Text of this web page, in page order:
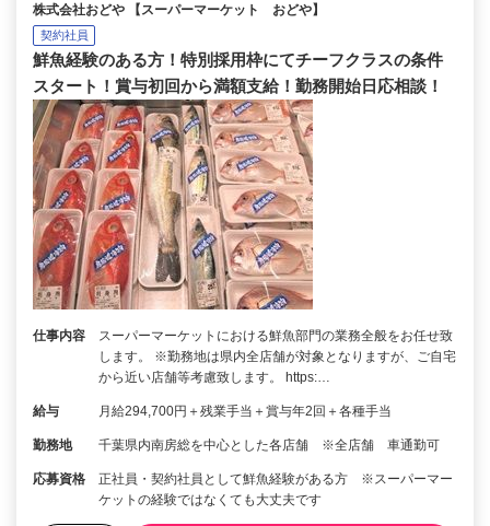
株式会社おどや 【スーパーマーケット おどや】
契約社員
鮮魚経験のある方！特別採用枠にてチーフクラスの条件
スタート！賞与初回から満額支給！勤務開始日応相談！
仕事内容
スーパーマーケットにおける鮮魚部門の業務全般をお任せ致
します。 ※勤務地は県内全店舗が対象となりますが、ご自宅
から近い店舗等考慮致します。 https:…
給与 月給294,700円＋残業手当＋賞与年2回＋各種手当
勤務地 千葉県内南房総を中心とした各店舗 ※全店舗 車通勤可
応募資格
正社員・契約社員として鮮魚経験がある方 ※スーパーマー
ケットの経験ではなくても大丈夫です